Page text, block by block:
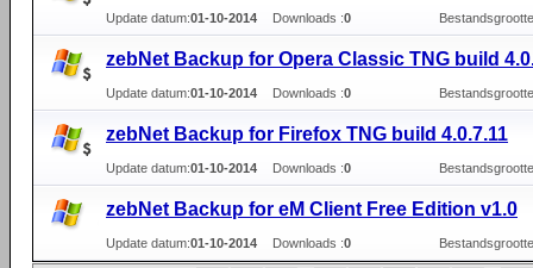
Update datum:01-10-2014 Downloads :0
zebNet Backup for Opera Classic TNG build
Update datum:01-10-2014 Downloads :0
zebNet Backup for Firefox TNG build 4.0.7.11
Update datum:01-10-2014 Downloads :0
zebNet Backup for eM Client Free Edition v1.0
Update datum:01-10-2014 Downloads :0